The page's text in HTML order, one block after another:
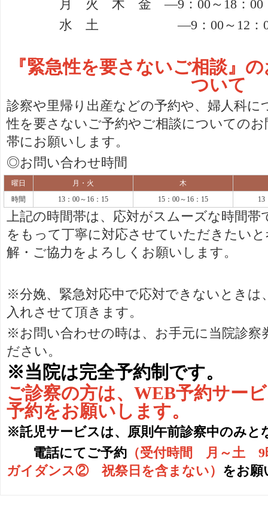
月 火 木 金 ―9 ： 00～ 18 ： 00
水 土 ―9 ： 00～ 12 ：
『緊急性を要さないご相談』
ついて
診察や里帰り出産などの予約や、婦人科
性を要さないご予約やご相談についての
帯にお願いします。
◎お問い合わせ時間
曜日 月・火
木
時間
13：00～16：15 15：00～16：15 13
上記の時間帯は、応対がスムーズな時間帯
をもって丁寧に対応させていただきたい
解・ご協力をよろしくお願いします。
※分娩、緊急対応中で応対できないときは
入れさせて頂きます。
※お問い合わせの時は、お手元に当院診察
ださい。
※当院は完全予約制です。
ご診察の方は、WEB予約サー
予約をお願いします。
※託児サービスは、原則午前診察中のみと
電話にてご予約 （受付時間 月～土
ガイダンス② 祝祭日を含まない） をお願